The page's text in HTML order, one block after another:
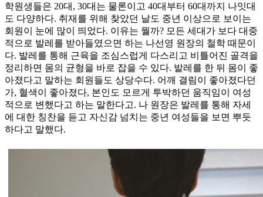
학원생들은 20대, 30대는 물론이고 40대부터 60대까지 나잇대
도 다양하다. 취재를 위해 찾았던 날도 중년 이상으로 보이는
회원이 눈에 많이 띄었다. 이유는 뭘까? 모든 세대가 보다 대중
적으로 발레를 받아들였으면 하는 나선영 원장의 철학 때문이
다. 발레를 통해 근육을 조심스럽게 다스리고 비틀어진 골격을
정리하면 몸의 균형을 바로 잡을 수 있다. 발레를 한 뒤 몸이 좋
아졌다고 말하는 회원들도 상당수다. 어깨 결림이 좋아졌다던
가, 혈색이 좋아졌다, 본인도 모르게 투박하던 움직임이 여성
적으로 변했다고 하는 말한다고. 나 원장은 발레를 통해 자세
에 대한 칭찬을 듣고 자신감 넘치는 중년 여성들을 보면 뿌듯
하다고 말했다.